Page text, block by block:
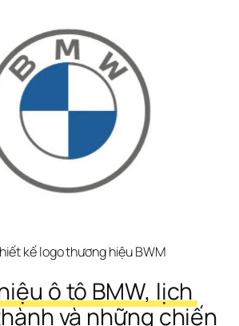
kế logo thương hiệu BWM
ô tô BMW, lịch
và những chiến